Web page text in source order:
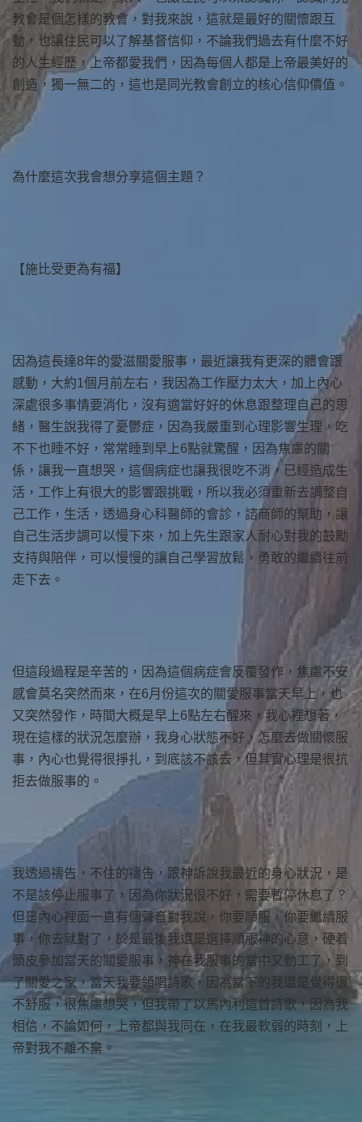
教會是個怎樣的教會，對我來說，這就是最好的關懷跟互
動，也讓住民可以了解基督信仰，不論我們過去有什麼不好
的人生經歷，上帝都愛我們，因為每個人都是上帝最美好的
創造，獨一無二的，這也是同光教會創立的核心信仰價值。
為什麼這次我會想分享這個主題？
【施比受更為有福】
因為這長達8年的愛滋關愛服事，最近讓我有更深的體會跟
感動，大約1個月前左右，我因為工作壓力太大，加上內心
深處很多事情要消化，沒有適當好好的休息跟整理自己的思
緒，醫生說我得了憂鬱症，因為我嚴重到心理影響生理，吃
不下也睡不好，常常睡到早上6點就驚醒，因為焦慮的關
係，讓我一直想哭，這個病症也讓我很吃不消，已經造成生
活，工作上有很大的影響跟挑戰，所以我必須重新去調整自
己工作，生活，透過身心科醫師的會診，諮商師的幫助，讓
自己生活步調可以慢下來，加上先生跟家人耐心對我的鼓勵
支持與陪伴，可以慢慢的讓自己學習放鬆，勇敢的繼續往前
走下去。
但這段過程是辛苦的，因為這個病症會反覆發作，焦慮不安
感會莫名突然而來，在6月份這次的關愛服事當天早上，也
又突然發作，時間大概是早上6點左右醒來，我心裡想著，
現在這樣的狀況怎麼辦，我身心狀態不好，怎麼去做關懷服
事，內心也覺得很掙扎，到底該不該去，但其實心理是很抗
拒去做服事的。
我透過禱告，不住的禱告，跟神訴說我最近的身心狀況，是
不是該停止服事了，因為你狀況很不好，需要暫停休息了？
但是內心裡面一直有個聲音對我說，你要順服，你要繼續服
事，你去就對了，於是最後我還是選擇順服神的心意，硬着
頭皮參加當天的關愛服事，神在我服事的當中又動工了，到
了關愛之家，當天我要領唱詩歌，因為當下的我還是覺得很
不舒服，很焦慮想哭，但我帶了以馬內利這首詩歌，因為我
相信，不論如何，上帝都與我同在，在我最軟弱的時刻，上
帝對我不離不棄。